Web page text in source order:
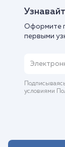
Оформите
первыми
условиями